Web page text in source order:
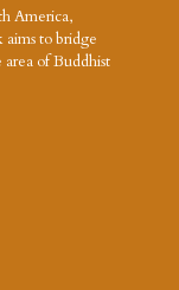
America,
to bridge
area of Buddhist